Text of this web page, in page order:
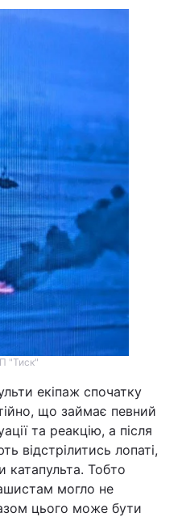
"Тиск"
екіпаж спочатку
що займає певний
та реакцію, а після
відстрілитись лопаті,
катапульта. Тобто
могло не
цього може бути